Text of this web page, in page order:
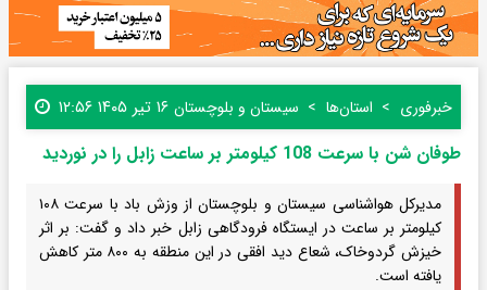
خبرفوری استان‌ها سیستان و بلوچستان ۱۶ تیر ۱۴۰۵ ۱۲:۵۶
طوفان شن با سرعت 108 کیلومتر بر ساعت زابل را در نوردید
مدیرکل هواشناسی سیستان و بلوچستان از وزش باد با سرعت ۱۰۸
کیلومتر بر ساعت در ایستگاه فرودگاهی زابل خبر داد و گفت: بر اثر
خیزش گردوخاک، شعاع دید افقی در این منطقه به ۸۰۰ متر کاهش
یافته است.